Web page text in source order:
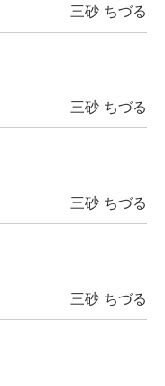
三砂 ちづる
三砂 ちづる
三砂 ちづる
三砂 ちづる